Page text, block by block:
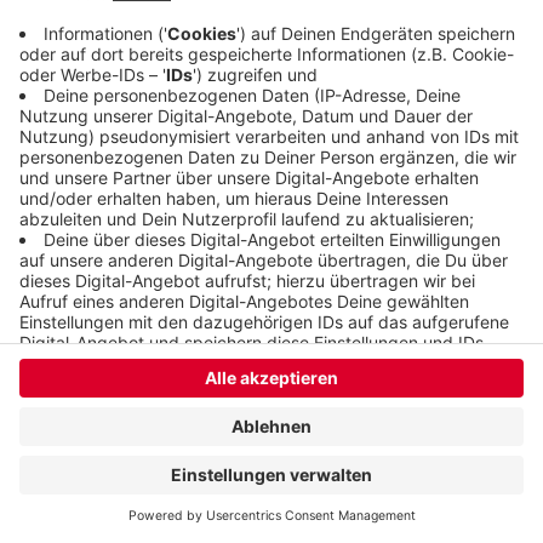
Anzeige
Anzeige
Anzeige